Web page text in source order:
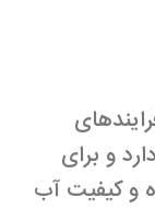
و برای
و کیفیت آب